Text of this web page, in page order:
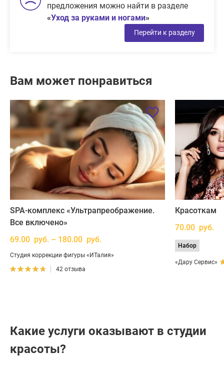
предложения можно найти в разделе
«Уход за руками и ногами»
Перейти к разделу
Вам может понравиться
SPA-комплекс «Ультрапреображение.
Все включено»
69.00 руб. – 180.00 руб.
Студия коррекции фигуры «ИТалия»
42 отзыва
Красоткам
70.00 руб.
Набор
«Дару Сервис»
Какие услуги оказывают в студии
красоты?